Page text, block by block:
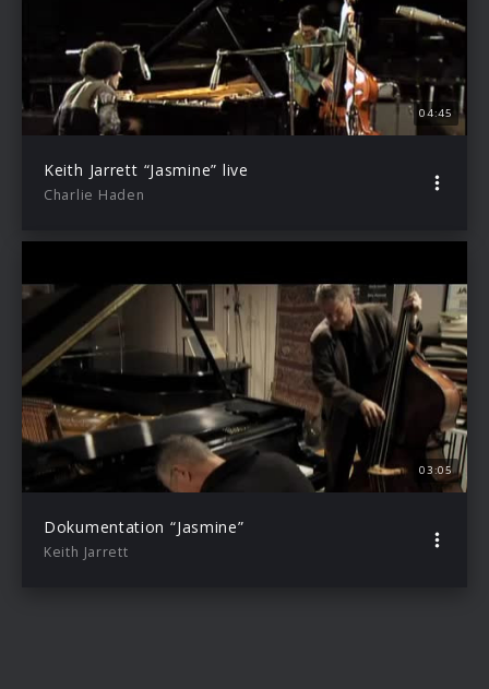
04:45
Keith Jarrett “Jasmine” live
Charlie Haden
03:05
Dokumentation “Jasmine”
Keith Jarrett